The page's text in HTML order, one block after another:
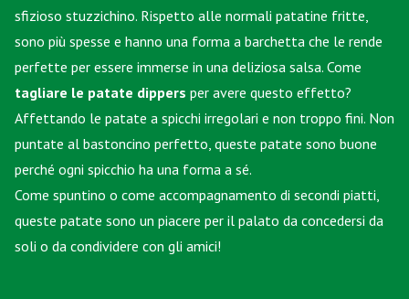
sfizioso stuzzichino. Rispetto alle normali patatine fritte,
sono più spesse e hanno una forma a barchetta che le rende
perfette per essere immerse in una deliziosa salsa. Come
tagliare le patate dippers per avere questo effetto?
Affettando le patate a spicchi irregolari e non troppo fini. Non
puntate al bastoncino perfetto, queste patate sono buone
perché ogni spicchio ha una forma a sé.
Come spuntino o come accompagnamento di secondi piatti,
queste patate sono un piacere per il palato da concedersi da
soli o da condividere con gli amici!